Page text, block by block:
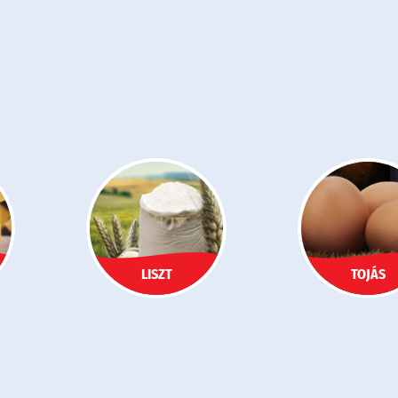
LISZT TOJÁS